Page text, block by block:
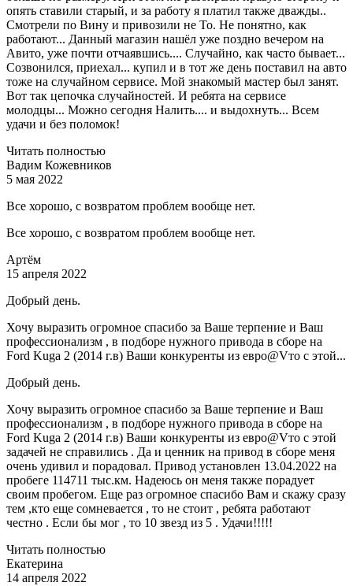
опять ставили старый, и за работу я платил также дважды..
Смотрели по Вину и привозили не То. Не понятно, как
работают... Данный магазин нашёл уже поздно вечером на
Авито, уже почти отчаявшись.... Случайно, как часто бывает...
Созвонился, приехал... купил и в тот же день поставил на авто
тоже на случайном сервисе. Мой знакомый мастер был занят.
Вот так цепочка случайностей. И ребята на сервисе
молодцы... Можно сегодня Налить.... и выдохнуть... Всем
удачи и без поломок!
Читать полностью
Вадим Кожевников
5 мая 2022
Все хорошо, с возвратом проблем вообще нет.
Все хорошо, с возвратом проблем вообще нет.
Артём
15 апреля 2022
Добрый день.
Хочу выразить огромное спасибо за Ваше терпение и Ваш
профессионализм , в подборе нужного привода в сборе на
Ford Kuga 2 (2014 г.в) Ваши конкуренты из евро@Vто с этой...
Добрый день.
Хочу выразить огромное спасибо за Ваше терпение и Ваш
профессионализм , в подборе нужного привода в сборе на
Ford Kuga 2 (2014 г.в) Ваши конкуренты из евро@Vто с этой
задачей не справились . Да и ценник на привод в сборе меня
очень удивил и порадовал. Привод установлен 13.04.2022 на
пробеге 114711 тыс.км. Надеюсь он меня также порадует
своим пробегом. Еще раз огромное спасибо Вам и скажу сразу
тем ,кто еще сомневается , то не стоит , ребята работают
честно . Если бы мог , то 10 звезд из 5 . Удачи!!!!!
Читать полностью
Екатерина
14 апреля 2022